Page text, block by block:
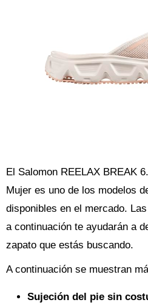
El Salomon REELAX BREAK
Mujer es uno de los modelos
disponibles en el mercado.
a continuación te ayudarán a
zapato que estás buscando.
A continuación se muestran
Sujeción del pie sin